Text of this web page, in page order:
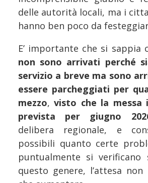
delle autorità locali, ma i
hanno ben poco da
E’ importante che si sappia
non sono arrivati perché
servizio a breve ma sono
essere parcheggiati per
mezzo,visto che la messa
prevista per giugno
delibera regionale, e
possibili quanto certe
puntualmente si
questo genere, l’attesa